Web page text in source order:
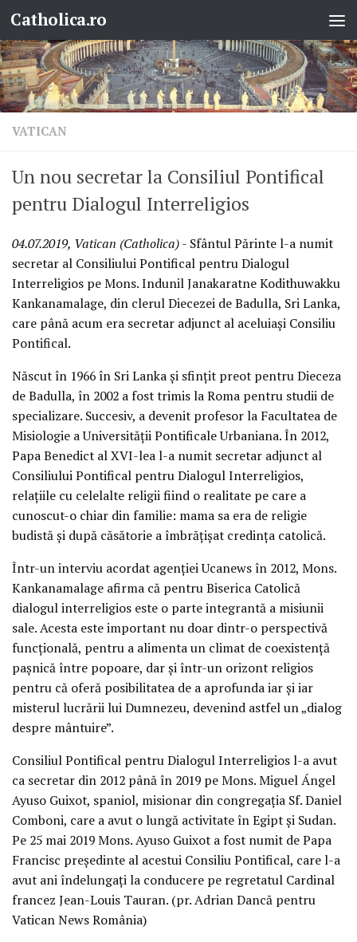
Skip to content
Catholica.ro
VATICAN
Un nou secretar la Consiliul Pontifical
pentru Dialogul Interreligios
04.07.2019, Vatican (Catholica)- Sfântul Părinte l-a numit
secretar al Consiliului Pontifical pentru Dialogul
Interreligios pe Mons. Indunil Janakaratne Kodithuwakku
Kankanamalage, din clerul Diecezei de Badulla, Sri Lanka,
care până acum era secretar adjunct al aceluiași Consiliu
Pontifical.
Născut în 1966 în Sri Lanka și sfințit preot pentru Dieceza
de Badulla, în 2002 a fost trimis la Roma pentru studii de
specializare. Succesiv, a devenit profesor la Facultatea de
Misiologie a Universității Pontificale Urbaniana. În 2012,
Papa Benedict al XVI-lea l-a numit secretar adjunct al
Consiliului Pontifical pentru Dialogul Interreligios,
relațiile cu celelalte religii fiind o realitate pe care a
cunoscut-o chiar din familie: mama sa era de religie
budistă și după căsătorie a îmbrățișat credința catolică.
Într-un interviu acordat agenției Ucanews în 2012, Mons.
Kankanamalage afirma că pentru Biserica Catolică
dialogul interreligios este o parte integrantă a misiunii
sale. Acesta este important nu doar dintr-o perspectivă
funcțională, pentru a alimenta un climat de coexistență
pașnică între popoare, dar și într-un orizont religios
pentru că oferă posibilitatea de a aprofunda iar și iar
misterul lucrării lui Dumnezeu, devenind astfel un „dialog
despre mântuire”.
Consiliul Pontifical pentru Dialogul Interreligios l-a avut
ca secretar din 2012 până în 2019 pe Mons. Miguel Ángel
Ayuso Guixot, spaniol, misionar din congregația Sf. Daniel
Comboni, care a avut o lungă activitate în Egipt și Sudan.
Pe 25 mai 2019 Mons. Ayuso Guixot a fost numit de Papa
Francisc președinte al acestui Consiliu Pontifical, care l-a
avut ani îndelungați la conducere pe regretatul Cardinal
francez Jean-Louis Tauran. (pr. Adrian Dancă pentru
Vatican News România)